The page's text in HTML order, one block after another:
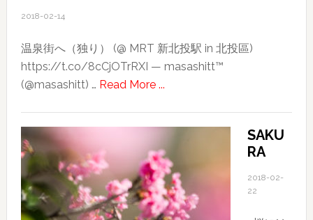
2018-02-14
温泉街へ（独り） (@ MRT 新北投駅 in 北投區)
https://t.co/8cCjOTrRXI — masashitt™
(@masashitt) … Read More ...about
旅
行
記〜
そ
SAKU
RA
2018-02-
22